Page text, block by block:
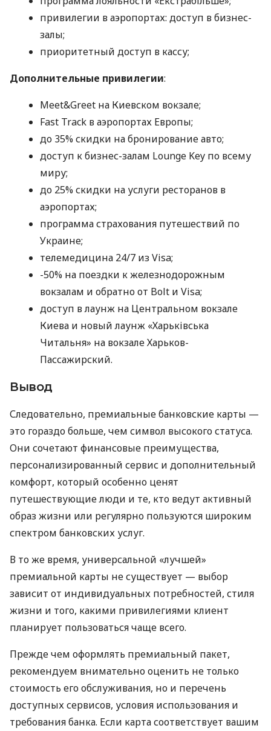
привилегии в аэропортах: доступ в бизнес-
залы;
приоритетный доступ в кассу;
Дополнительные привилегии:
Meet&Greet на Киевском вокзале;
Fast Track в аэропортах Европы;
до 35% скидки на бронирование авто;
доступ к бизнес-залам Lounge Key по всему
миру;
до 25% скидки на услуги ресторанов в
аэропортах;
программа страхования путешествий по
Украине;
телемедицина 24/7 из Visa;
-50% на поездки к железнодорожным
вокзалам и обратно от Bolt и Visa;
доступ в лаунж на Центральном вокзале
Киева и новый лаунж «Харьківська
Читальня» на вокзале Харьков-
Пассажирский.
Вывод
Следовательно, премиальные банковские карты —
это гораздо больше, чем символ высокого статуса.
Они сочетают финансовые преимущества,
персонализированный сервис и дополнительный
комфорт, который особенно ценят
путешествующие люди и те, кто ведут активный
образ жизни или регулярно пользуются широким
спектром банковских услуг.
В то же время, универсальной «лучшей»
премиальной карты не существует — выбор
зависит от индивидуальных потребностей, стиля
жизни и того, какими привилегиями клиент
планирует пользоваться чаще всего.
Прежде чем оформлять премиальный пакет,
рекомендуем внимательно оценить не только
стоимость его обслуживания, но и перечень
доступных сервисов, условия использования и
требования банка. Если карта соответствует вашим